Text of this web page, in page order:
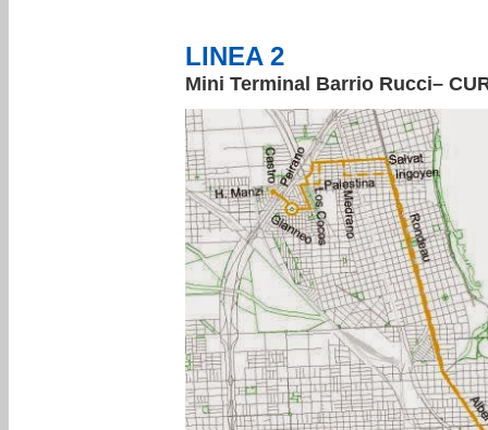
LINEA 2
Mini Terminal Barrio Rucci–